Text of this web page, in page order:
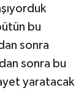
bu
sonra
sonra bu
yaratacak